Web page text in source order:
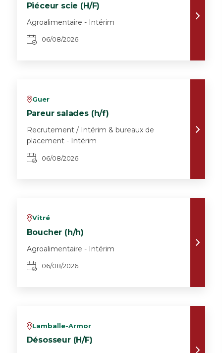
Piéceur scie (H/F)
Agroalimentaire - Intérim
06/08/2026
vGuer
Pareur salades (h/f)
Recrutement / Intérim & bureaux de
placement - Intérim
06/08/2026
vVitré
Boucher (h/h)
Agroalimentaire - Intérim
06/08/2026
vLamballe-Armor
Désosseur (H/F)